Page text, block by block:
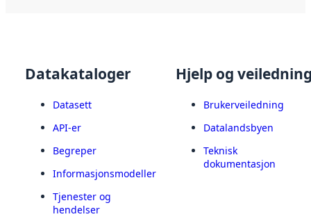
Datakataloger
Datasett
API-er
Begreper
Informasjonsmodeller
Tjenester og
hendelser
Hjelp og
Brukerveiledning
Datalandsbyen
Teknisk
dokumentasjon